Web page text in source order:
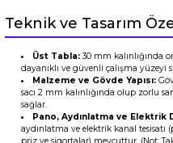
Teknik ve Tasarım
Üst Tabla:30 mm kalınlığında
dayanıklı ve güvenli çalışma yüzeyi
Malzeme ve Gövde Yapısı:
sacı 2 mm kalınlığında olup zorlu
sağlar.
Pano, Aydınlatma ve Elektrik
aydınlatma ve elektrik kanal tesisatı